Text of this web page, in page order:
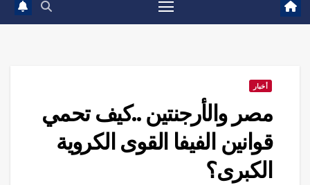
أخبار
مصر والأرجنتين ..كيف تحمي
قوانين الفيفا القوى الكروية
الكبرى؟